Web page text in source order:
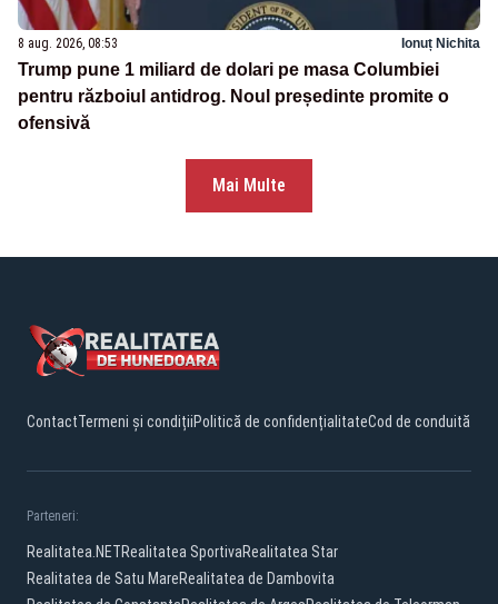
8 aug. 2026, 08:53 Ionuț Nichita
Trump pune 1 miliard de dolari pe masa Columbiei
pentru războiul antidrog. Noul președinte promite o
ofensivă
Mai Multe
ContactTermeni și condițiiPolitică de confidențialitateCod de conduită
Parteneri:
Realitatea.NETRealitatea SportivaRealitatea Star
Realitatea de Satu MareRealitatea de Dambovita